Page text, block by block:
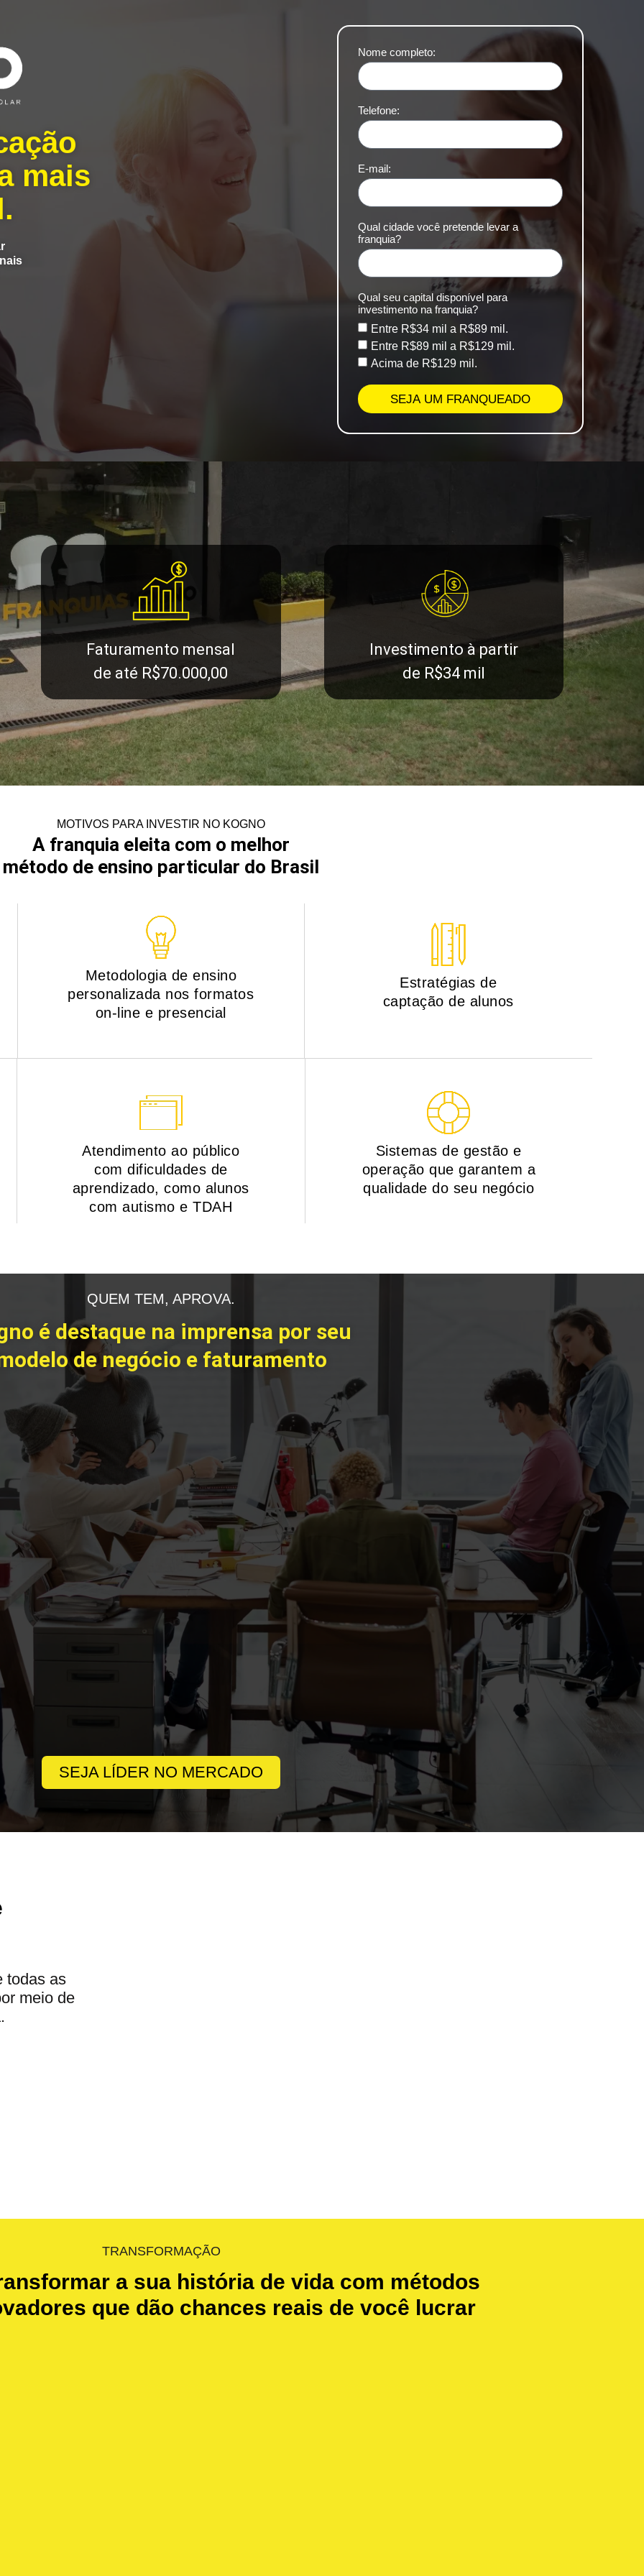
mais
Nome completo:
Telefone:
E-mail:
Qual cidade você pretende levar a
franquia?
Qual seu capital disponível para
investimento na franquia?
Entre R$34 mil a R$89 mil.
Entre R$89 mil a R$129 mil.
Acima de R$129 mil.
SEJA UM FRANQUEADO
Faturamento mensal
de até R$70.000,00
Investimento à partir
de R$34 mil
MOTIVOS PARA INVESTIR NO KOGNO
A franquia eleita com o melhor
método de ensino particular do Brasil
Metodologia de ensino
personalizada nos formatos
on-line e presencial
Estratégias de
captação de alunos
Atendimento ao público
com dificuldades de
aprendizado, como alunos
com autismo e TDAH
Sistemas de gestão e
operação que garantem a
qualidade do seu negócio
QUEM TEM, APROVA.
é destaque na imprensa por seu
de negócio e faturamento
SEJA LÍDER NO MERCADO
todas as
meio de
TRANSFORMAÇÃO
a sua história de vida com métodos
que dão chances reais de você lucrar